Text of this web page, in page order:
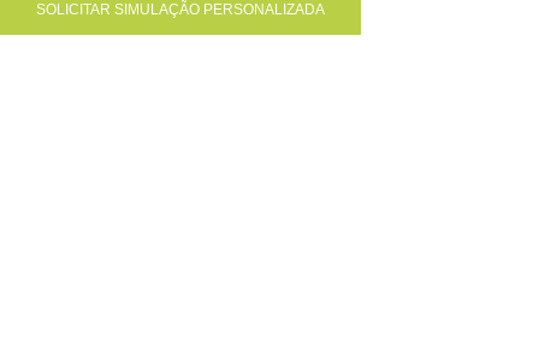
SOLICITAR SIMULAÇÃO PERSONALIZADA